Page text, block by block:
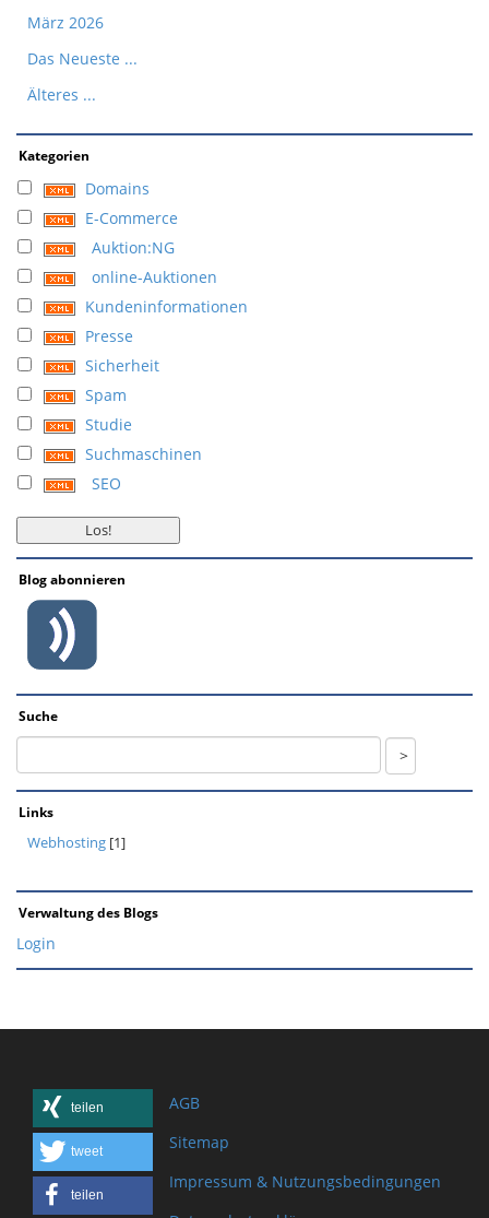
März 2026
Das Neueste ...
Älteres ...
Kategorien
Domains
E-Commerce
Auktion:NG
online-Auktionen
Kundeninformationen
Presse
Sicherheit
Spam
Studie
Suchmaschinen
SEO
Blog abonnieren
Suche
Links
Webhosting [1]
Verwaltung des Blogs
Login
teilen
tweet
teilen
AGB
Sitemap
Impressum & Nutzungsbedingungen